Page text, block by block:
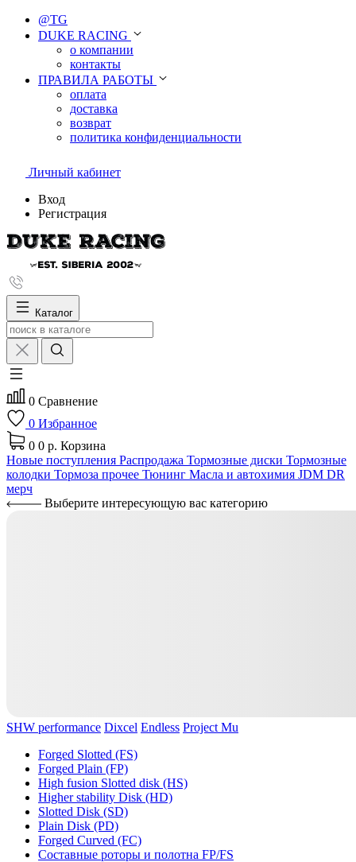
@TG
DUKE RACING
о компании
контакты
ПРАВИЛА РАБОТЫ
оплата
доставка
возврат
политика конфиденциальности
Личный кабинет
Вход
Регистрация
Каталог
0 Сравнение
0 Избранное
0 0 р. Корзина
Новые поступления Распродажа Тормозные диски Тормозные
колодки Тормоза прочее Тюнинг Масла и автохимия JDM DR
мерч
Выберите интересующую вас категорию
SHW performance Dixcel Endless Project Mu
Forged Slotted (FS)
Forged Plain (FP)
High fusion Slotted disk (HS)
Higher stability Disk (HD)
Slotted Disk (SD)
Plain Disk (PD)
Forged Curved (FC)
Составные роторы и полотна FP/FS